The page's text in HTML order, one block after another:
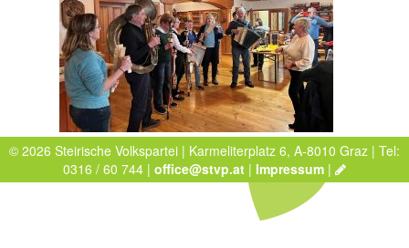
© 2026 Steirische Volkspartei | Karmeliterplatz 6, A-8010 Graz | Tel:
0316 / 60 744 | office@stvp.at | Impressum |